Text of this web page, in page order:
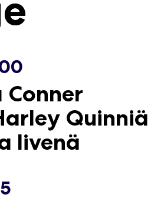
Quinniä
livenä